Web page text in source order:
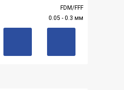
FDM/FFF
0.05 - 0.3 мм